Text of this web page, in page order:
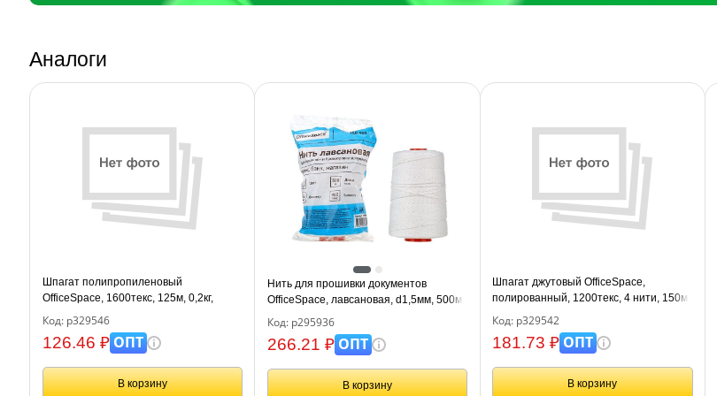
Аналоги
Шпагат полипропиленовый
OfficeSpace, 1600текс, 125м, 0,2кг,
белый, бобина
Код: р329546
126.46 ₽ОПТ
В корзину
Нить для прошивки документов
OfficeSpace, лавсановая, d1,5мм, 500м,
ЛШ-460, белая
Код: р295936
266.21 ₽ОПТ
В корзину
Шпагат джутовый OfficeSpace,
полированный, 1200текс, 4 нити, 150м,
0,18кг, бобина
Код: р329542
181.73 ₽ОПТ
В корзину